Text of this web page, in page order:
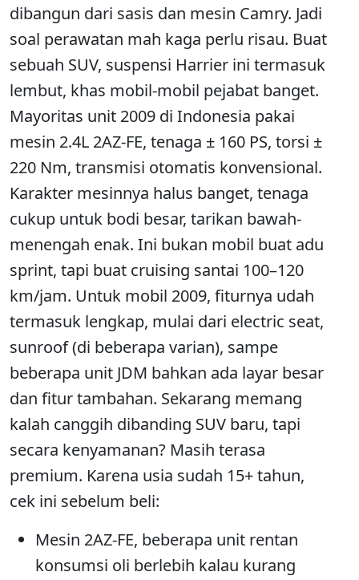
dibangun dari sasis dan mesin Camry. Jadi
soal perawatan mah kaga perlu risau. Buat
sebuah SUV, suspensi Harrier ini termasuk
lembut, khas mobil-mobil pejabat banget.
Mayoritas unit 2009 di Indonesia pakai
mesin 2.4L 2AZ-FE, tenaga ± 160 PS, torsi ±
220 Nm, transmisi otomatis konvensional.
Karakter mesinnya halus banget, tenaga
cukup untuk bodi besar, tarikan bawah-
menengah enak. Ini bukan mobil buat adu
sprint, tapi buat cruising santai 100–120
km/jam. Untuk mobil 2009, fiturnya udah
termasuk lengkap, mulai dari electric seat,
sunroof (di beberapa varian), sampe
beberapa unit JDM bahkan ada layar besar
dan fitur tambahan. Sekarang memang
kalah canggih dibanding SUV baru, tapi
secara kenyamanan? Masih terasa
premium. Karena usia sudah 15+ tahun,
cek ini sebelum beli:
Mesin 2AZ-FE, beberapa unit rentan
konsumsi oli berlebih kalau kurang